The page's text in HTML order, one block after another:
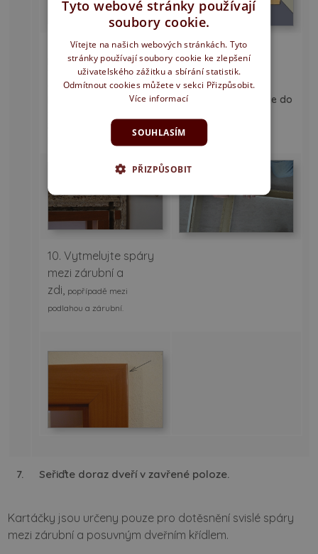
7. Druhý díl ostění
přišroubujte pomoci
1ks.vrutu,vyrovnejte do
otvoru stavebního
pomoci rozpěrek
nízkoexpanzní
8.Slepte a pomoci
excentrů spojte
obložky a zasuňte je do
10. Vytmelujte spáry
mezi zárubní a
zdi, popřípadě mezi
podlahou a zárubní.
7. Seřiďte doraz dveří v zavřené poloze.
Kartáčky jsou určeny pouze pro dotěsnění svislé spáry
mezi zárubní a posuvným dveřním křídlem.
Tyto webové stránky používají
soubory cookie.
Vítejte na našich webových stránkách. Tyto
stránky používají soubory cookie ke zlepšení
uživatelského zážitku a sbírání statistik.
Odmítnout cookies můžete v sekci Přizpůsobit.
Více informací
SOUHLASÍM
PŘIZPŮSOBIT